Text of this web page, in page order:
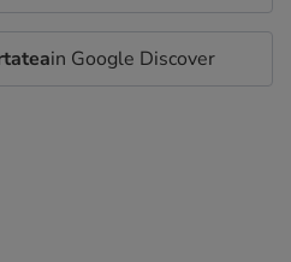
in Google Discover